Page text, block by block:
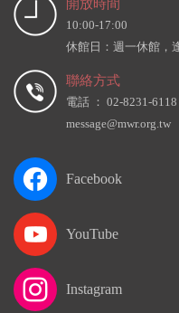
開放時間
10:00-17:00
休館日：週一休館，
聯絡方式
電話 ： 02-8231-6118
message@mwr.org.tw
Facebook
YouTube
Instagram